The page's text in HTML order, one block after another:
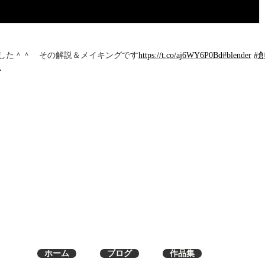
た＾＾ その解説＆メイキングですhttps://t.co/aj6WY6P0Bd#blender #
ホーム ブログ 作品集